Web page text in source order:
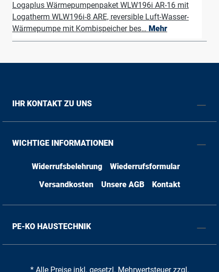
Logaplus Wärmepumpenpaket WLW196i AR-16 mit
Logatherm WLW196i-8 ARE, reversible Luft-Wasser-
Wärmepumpe mit Kombispeicher bes… Mehr
IHR KONTAKT ZU UNS
WICHTIGE INFORMATIONEN
Widerrufsbelehrung
Wiederrufsformular
Versandkosten
Unsere AGB Kontakt
PE-KO HAUSTECHNIK
* Alle Preise inkl. gesetzl. Mehrwertsteuer zzgl.